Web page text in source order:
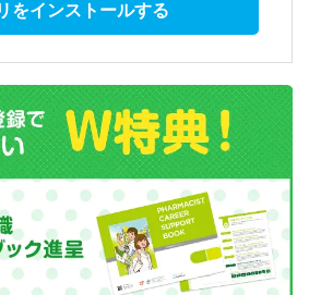
をインストールする